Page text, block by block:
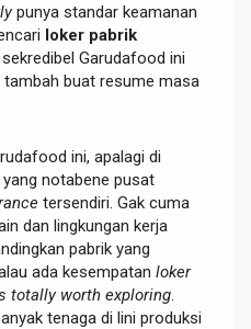
punya standar keamanan
loker pabrik
Garudafood ini
buat resume masa
ini, apalagi di
notabene pusat
tersendiri. Gak cuma
dan lingkungan kerja
pabrik yang
ada kesempatan loker
totally worth exploring
tenaga di lini produksi